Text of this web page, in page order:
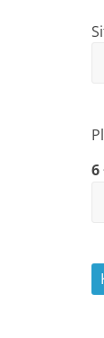
6